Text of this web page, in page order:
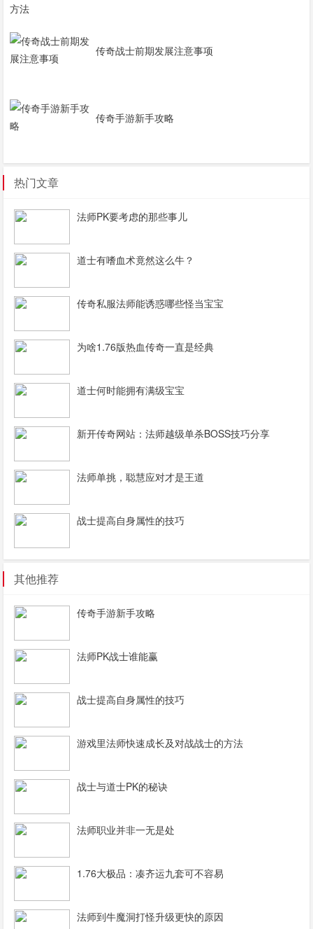
传奇战士前期发展注意事项
传奇手游新手攻略
热门文章
法师PK要考虑的那些事儿
道士有嗜血术竟然这么牛？
传奇私服法师能诱惑哪些怪当宝宝
为啥1.76版热血传奇一直是经典
道士何时能拥有满级宝宝
新开传奇网站：法师越级单杀BOSS技巧分享
法师单挑，聪慧应对才是王道
战士提高自身属性的技巧
其他推荐
传奇手游新手攻略
法师PK战士谁能赢
战士提高自身属性的技巧
游戏里法师快速成长及对战战士的方法
战士与道士PK的秘诀
法师职业并非一无是处
1.76大极品：凑齐运九套可不容易
法师到牛魔洞打怪升级更快的原因